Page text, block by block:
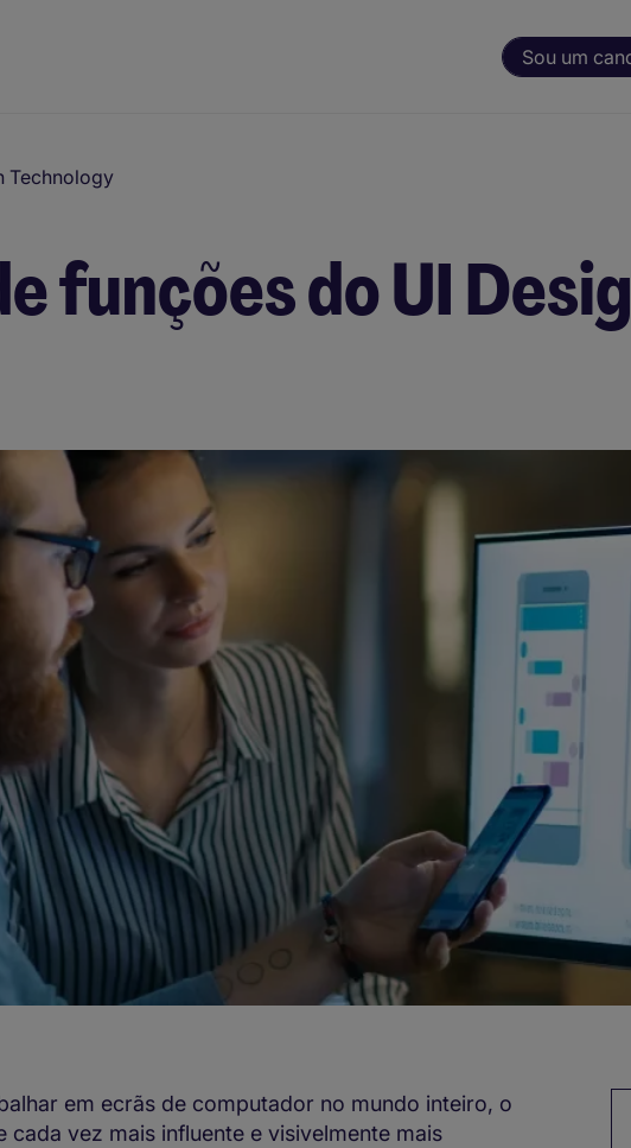
Sou um
Technology
funções do UI
em ecrãs de computador no mundo inteiro, o
cada vez mais influente e visivelmente mais